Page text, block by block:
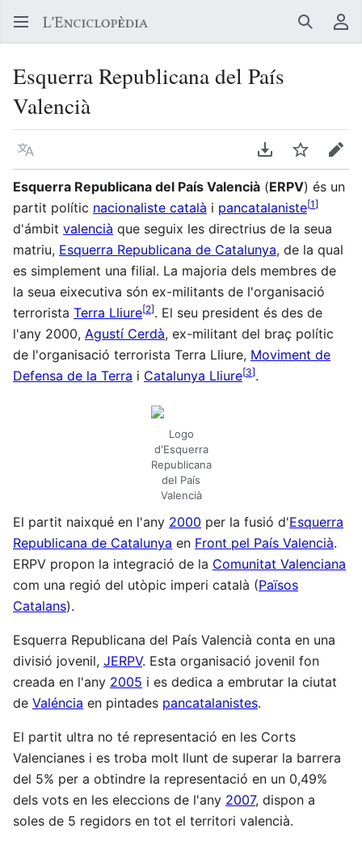
Buscar
Esquerra Republicana del País
Valencià
Llegir en un atre idioma Descarregar en
Vigilar
Esquerra Republicana del País Valencià (ERPV) és un
partit polític nacionaliste català i pancatalaniste[1]
d'ámbit valencià que seguix les directrius de la seua
matriu, Esquerra Republicana de Catalunya, de la qual
es simplement una filial. La majoria dels membres de
la seua eixecutiva són ex-militants de l'organisació
terrorista Terra Lliure[2]. El seu president és des de
l'any 2000, Agustí Cerdà, ex-militant del braç polític
de l'organisació terrorista Terra Lliure, Moviment de
Defensa de la Terra i Catalunya Lliure[3].
Logo
d'Esquerra
Republicana
del País
Valencià
El partit naixqué en l'any 2000 per la fusió d'Esquerra
Republicana de Catalunya en Front pel País Valencià.
ERPV propon la integració de la Comunitat Valenciana
com una regió del utòpic imperi català (Països
Catalans).
Esquerra Republicana del País Valencià conta en una
divisió jovenil, JERPV. Esta organisació jovenil fon
creada en l'any 2005 i es dedica a embrutar la ciutat
de Valéncia en pintades pancatalanistes.
El partit ultra no té representació en les Corts
Valencianes i es troba molt llunt de superar la barrera
del 5% per a obtindre la representació en un 0,49%
dels vots en les eleccions de l'any 2007, dispon a
soles de 5 regidors en tot el territori valencià.